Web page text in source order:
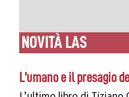
NOVITÀ LAS
L'umano e il presagio